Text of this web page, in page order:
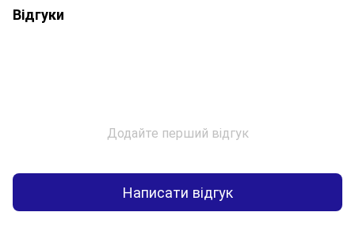
Відгуки
Додайте перший відгук
Написати відгук